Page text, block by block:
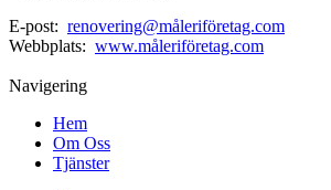
E-post: renovering@måleriföretag.com
Webbplats: www.måleriföretag.com
Navigering
Hem
Om Oss
Tjänster